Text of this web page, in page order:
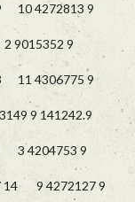
10 4272813 9
9015352 9
11 4306775 9
9 141242.9
3 4204753 9
14 9 4272127 9